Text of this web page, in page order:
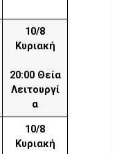
10/8
Κυριακή
20:00 Θεία
Λειτουργί
α
10/8
Κυριακή